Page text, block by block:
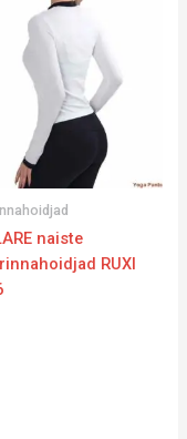
naiste
RUXI